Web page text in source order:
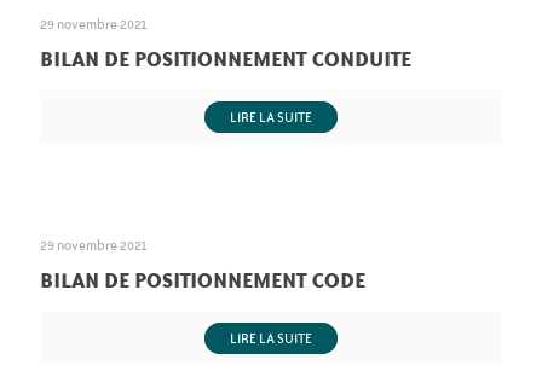
29 novembre 2021
BILAN DE POSITIONNEMENT CONDUITE
LIRE LA SUITE
29 novembre 2021
BILAN DE POSITIONNEMENT CODE
LIRE LA SUITE